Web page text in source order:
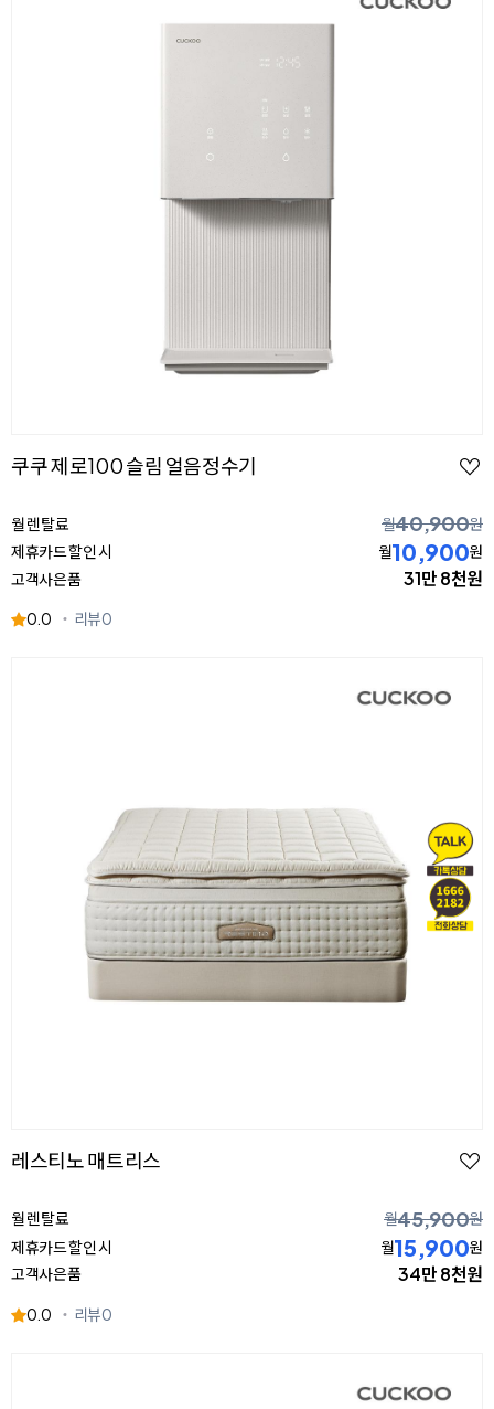
쿠쿠 제로100 슬림 얼음정수기
월 렌탈료 월40,900원
제휴카드 할인 시
월10,900원
고객사은품
31만 8천원
0.0 리뷰0
레스티노 매트리스
월 렌탈료 월45,900원
제휴카드 할인 시
월15,900원
고객사은품
34만 8천원
0.0 리뷰0